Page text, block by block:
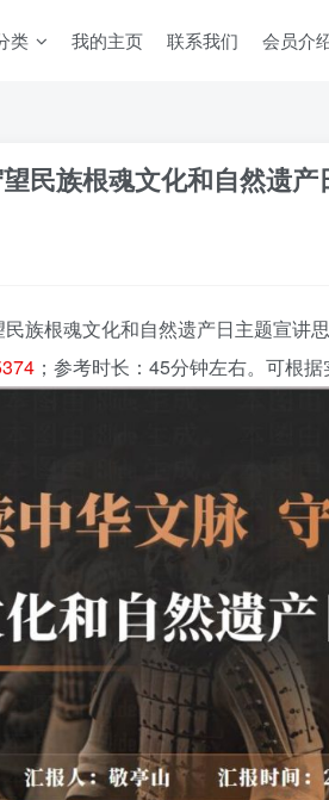
类 我的主页 联系我们 会员介
民族根魂文化和自然遗
族根魂文化和自然遗产日主题宣讲
；参考时长：45分钟左右。可根据